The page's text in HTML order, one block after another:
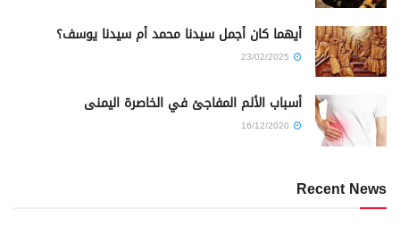
أيهما كان أجمل سيدنا محمد أم سيدنا يوسف؟
أسباب الألم المفاجئ في الخاصرة اليمنى
Recent News